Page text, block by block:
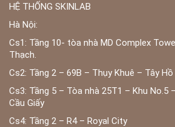
HỆ THỐNG SKINLAB
Hà Nội:
Cs1: Tầng 10- tòa nhà MD Complex
Thạch.
Cs2: Tầng 2 – 69B – Thụy Khuê – Tây Hồ
Cs3: Tầng 5 – Tòa nhà 25T1 – Khu No.5
Cầu Giấy
Cs4: Tầng 2 – R4 – Royal City